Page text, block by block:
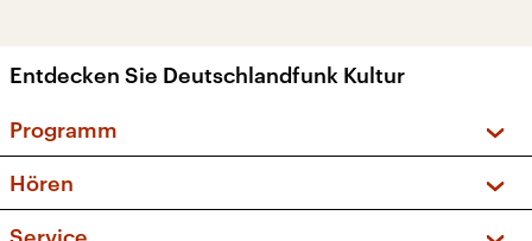
Entdecken Sie Deutschlandfunk Kultur
Programm
Sendungen und Podcasts
Hören